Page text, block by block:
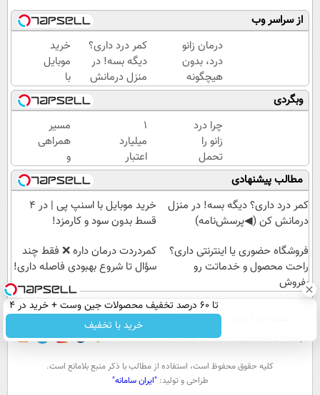
از سراسر وب
درمان زانو
درد، بدون
هیچگونه
عوارض در
منزل
(◂پرسش‌نامه)
کمر درد داری؟
دیگه بسه! در
منزل درمانش
کن
(◀پرسش‌نامه)
خرید
موبایل
با
اسنپ
پی | در
۴
قسط
بدون
سود و
کارمزد!
وبگردی
چرا درد
زانو را
تحمل
می‌کنی؟
خیلی
ساده
درمنزل
کن
۱
میلیارد
اعتبار
خرید
طلا |
بدون
ضامن
مسیر
همراهی
و
گزارش
عملکرد
گروه
اسنپ
۱۴۰۴
مطالب پیشنهادی
کمر درد داری؟ دیگه بسه! در منزل
درمانش کن (◀پرسش‌نامه)
خرید موبایل با اسنپ پی | در ۴
قسط بدون سود و کارمزد!
فروشگاه حضوری یا اینترنتی داری؟
راحت محصول و خدماتت رو
بفروش
‌کمردردت درمان داره ❌ فقط چند
سؤال تا شروع بهبودی فاصله‌ داری!
تا 60 درصد تخفیف محصولات جین وست + خرید در 4
قسط
خرید با تخفیف عصر ایران۲ درباره عصرایران تماس با ما
آب و هوا اوقات شرعی سواد زندگی
كليه حقوق محفوظ است، استفاده از مطالب با ذكر منبع بلامانع است.
طراحی و تولید:"ایران سامانه"